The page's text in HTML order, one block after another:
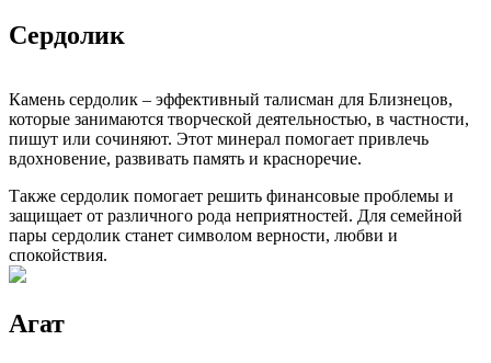
Сердолик
Камень сердолик – эффективный талисман для Близнецов,
которые занимаются творческой деятельностью, в частности,
пишут или сочиняют. Этот минерал помогает привлечь
вдохновение, развивать память и красноречие.
Также сердолик помогает решить финансовые проблемы и
защищает от различного рода неприятностей. Для семейной
пары сердолик станет символом верности, любви и
спокойствия.
Агат